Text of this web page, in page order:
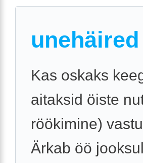
unehäired
Kas oskaks
aitaksid öiste
röökimine)
Ärkab öö